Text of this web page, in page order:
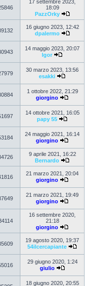
17 settembre 2023,
18:09
PazzOrky
16 giugno 2023, 12:42
dpalermo
14 maggio 2023, 20:07
Igor
30 marzo 2023, 13:56
esakki
1 ottobre 2022, 21:29
giorgino
14 ottobre 2021, 16:05
papy 55
24 maggio 2021, 16:14
giorgino
9 aprile 2021, 16:22
Bernardo
21 marzo 2021, 20:04
giorgino
21 marzo 2021, 19:49
giorgino
16 settembre 2020,
21:18
giorgino
19 agosto 2020, 19:37
54ilcercapiante
29 giugno 2020, 1:24
giulio
18 giugno 2020, 20:55